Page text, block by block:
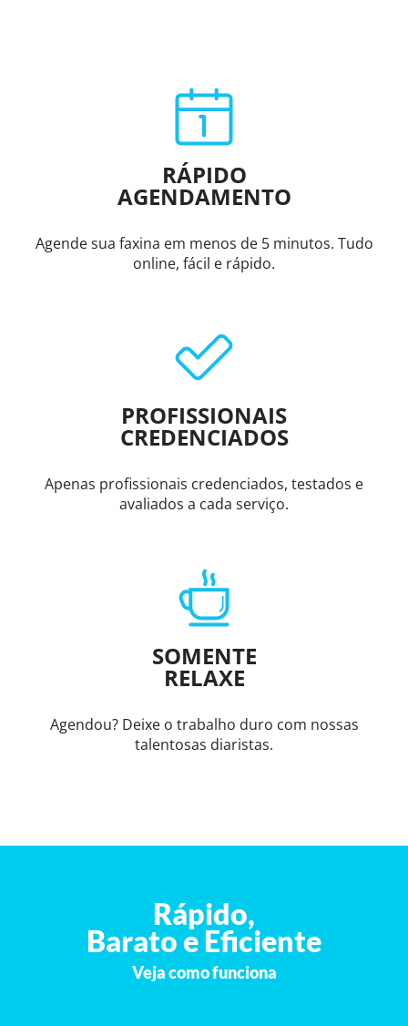
RÁPIDO
AGENDAMENTO
Agende sua faxina em menos de 5 minutos. Tudo
online, fácil e rápido.
PROFISSIONAIS
CREDENCIADOS
Apenas profissionais credenciados, testados e
avaliados a cada serviço.
SOMENTE
RELAXE
Agendou? Deixe o trabalho duro com nossas
talentosas diaristas.
Rápido,
Barato e Eficiente
Veja como funciona